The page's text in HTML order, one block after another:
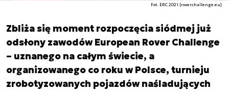
Fot. ERC 2021 [roverchallenge.eu]
Zbliża się moment rozpoczęcia siódmej już
odsłony zawodów European Rover Challenge
– uznanego na całym świecie, a
organizowanego co roku w Polsce, turnieju
zrobotyzowanych pojazdów naśladujących